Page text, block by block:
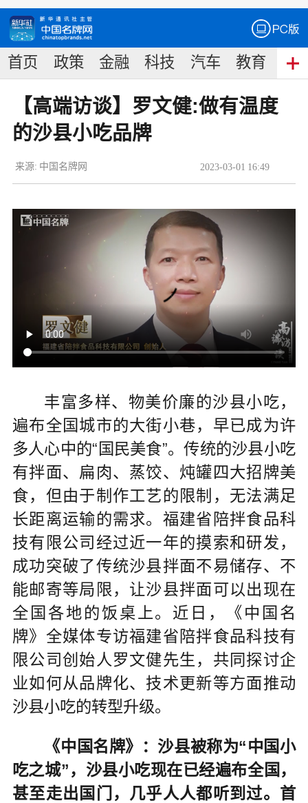
首页 政策 金融 科技 汽车 教育 食
【高端访谈】罗文健:做有温度
的沙县小吃品牌
2023-03-01 16:49
来源: 中国名牌网
丰富多样、物美价廉的沙县小吃，
遍布全国城市的大街小巷，早已成为许
多人心中的“国民美食”。传统的沙县小吃
有拌面、扁肉、蒸饺、炖罐四大招牌美
食，但由于制作工艺的限制，无法满足
长距离运输的需求。福建省陪拌食品科
技有限公司经过近一年的摸索和研发，
成功突破了传统沙县拌面不易储存、不
能邮寄等局限，让沙县拌面可以出现在
全国各地的饭桌上。近日，《中国名
牌》全媒体专访福建省陪拌食品科技有
限公司创始人罗文健先生，共同探讨企
业如何从品牌化、技术更新等方面推动
沙县小吃的转型升级。
《中国名牌》：沙县被称为“中国小
吃之城”，沙县小吃现在已经遍布全国，
甚至走出国门，几乎人人都听到过。首